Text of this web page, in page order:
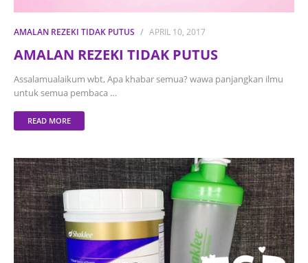
AMALAN REZEKI TIDAK PUTUS APRIL 10, 2017
AMALAN REZEKI TIDAK PUTUS
Assalamualaikum wbt, Apa khabar semua? wawa panjangkan ilmu
untuk semua pembaca …
READ MORE